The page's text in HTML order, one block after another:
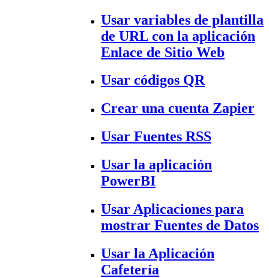
Usar variables de plantilla
de URL con la aplicación
Enlace de Sitio Web
Usar códigos QR
Crear una cuenta Zapier
Usar Fuentes RSS
Usar la aplicación
PowerBI
Usar Aplicaciones para
mostrar Fuentes de Datos
Usar la Aplicación
Cafetería